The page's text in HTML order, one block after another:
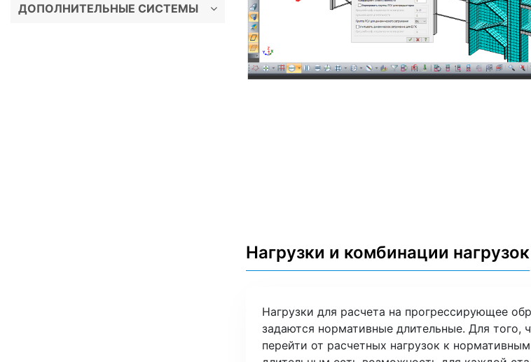
ДОПОЛНИТЕЛЬНЫЕ СИСТЕМЫ
Нагрузки и комбинации нагрузок
Нагрузки для расчета на прогрессирующее
задаются нормативные длительные. Для того,
перейти от расчетных нагрузок к нормативным